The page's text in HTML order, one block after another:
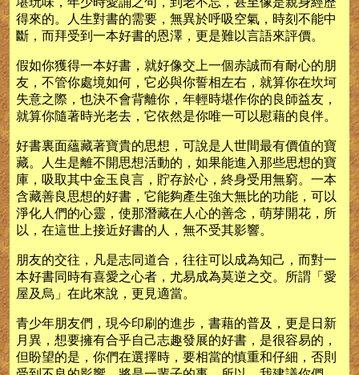
得來的。人生對書的需要，無異於呼吸空氣，時刻不能中
斷，而拜受到一本好書的恩澤，更是難以言語來評價。
假如你獲得一本好書，就好像交上一個赤誠而有耐心的朋
友，不管你處境如何，它必與你誓相左右，就算你在坎坷
失意之際，也決不會背離你，年輕時堪作你的良師益友，
就算你隨著時光老去，它依然是你唯一可以慰藉的良伴。
好書裏面蘊藏著寶貴的思想，可說是人世間最有價值的寶
藏。人生是離不開思想活動的，如果能進入那些思想的寶
庫，吸取其中金玉良言，貯存於心，終身受用無窮。一本
含藏善良思想的好書，它能夠產生強大無比的功能，可以
淨化人們的心靈，使那潛藏在人心的善念，萌芽開花，所
以，在這世上接近好書的人，無不受其影響。
朋友的交往，凡是志同道合，往往可以成為知己，而對一
本好書同時有喜愛之心者，尤易成為莫逆之交。所謂「愛
屋及烏」在此來說，更見適當。
青少年朋友們，現今印刷的進步，書藉的普及，更是日新
月異，想要擁有合乎自己志趣發展的好書，是很容易的，
但盼望的是，你們在選擇時，要相當的慎重和仔細，否則